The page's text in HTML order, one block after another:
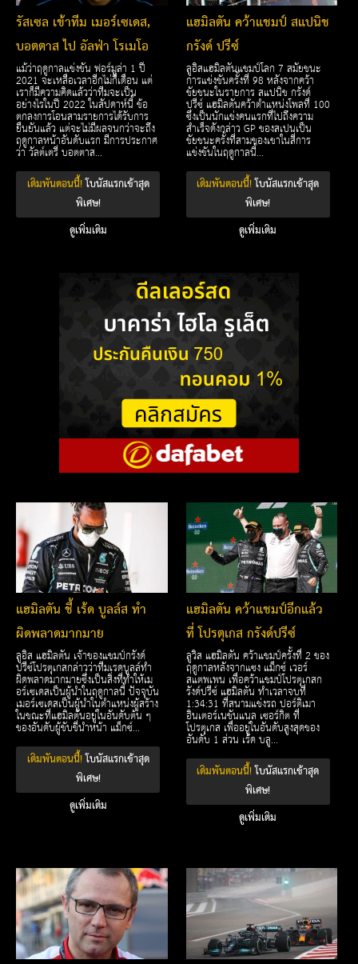
รัสเซล เข้าทีม เมอร์เซเดส,
บอตตาส ไป อัลฟ่า โรเมโอ
แม้ว่าฤดูกาลแข่งขัน ฟอร์มูล่า 1 ปี
2021 จะเหลือเวลาอีกไม่กี่เดือน แต่
เราก็มีความคิดแล้วว่าทีมจะเป็น
อย่างไรในปี 2022 ในสัปดาห์นี้ ข้อ
ตกลงการโอนสามรายการได้รับการ
ยืนยันแล้ว แต่จะไม่มีผลจนกว่าจะถึง
ฤดูกาลหน้าอันดับแรก มีการประกาศ
ว่า วัลต์เตรี่ บอตตาส...
เดิมพันตอนนี้!โบนัสแรกเข้าสุด
พิเศษ!
ดูเพิ่มเติม
แฮมิลตัน คว้าแชมป์ สแปนิช
กรังด์ ปรีซ์
ลูอิสแฮมิลตันแชมป์โลก 7 สมัยชนะ
การแข่งขันครั้งที่ 98 หลังจากคว้า
ชัยชนะในรายการ สแปนิช กรังด์
ปรีซ์ แฮมิลตันคว้าตำแหน่งโพลที่ 100
ซึ่งเป็นนักแข่งคนแรกที่ไปถึงความ
สำเร็จดังกล่าว GP ของสเปนเป็น
ชัยชนะครั้งที่สามของเขาในสี่การ
แข่งขันในฤดูกาลนี้...
เดิมพันตอนนี้!โบนัสแรกเข้าสุด
พิเศษ!
ดูเพิ่มเติม
แฮมิลตัน ชี้ เร้ด บูลล์ส ทำ
ผิดพลาดมากมาย
ลูอิส แฮมิลตัน เจ้าของแชมป์กรังด์
ปรีซ์โปรตุเกสกล่าวว่าทีมเรดบูลล์ทำ
ผิดพลาดมากมายซึ่งเป็นสิ่งที่ทำให้เม
อร์เซเดสเป็นผู้นำในฤดูกาลนี้ ปัจจุบัน
เมอร์เซเดสเป็นผู้นำในตำแหน่งผู้สร้าง
ในขณะที่แฮมิลตันอยู่ในอันดับต้น ๆ
ของอันดับผู้ขับขี่นำหน้า แม็กซ์...
เดิมพันตอนนี้!โบนัสแรกเข้าสุด
พิเศษ!
ดูเพิ่มเติม
แฮมิลตัน คว้าแชมป์อีกแล้ว
ที่ โปรตุเกส กรังด์ปรีซ์
ลูวิส แฮมิลตัน คว้าแชมป์ครั้งที่ 2 ของ
ฤดูกาลหลังจากแซง แม็กซ์ เวอร์
สแตพเพน เพื่อคว้าแชมป์โปรตุเกสก
รังด์ปรีซ์ แฮมิลตัน ทำเวลาจบที่
1:34:31 ที่สนามแข่งรถ ปอร์ติเมา
อินเตอร์เนชันแนล เซอร์กิต ที่
โปรตุเกส เพื่ออยู่ในอันดับสูงสุดของ
อันดับ 1 ส่วน เร้ด บลู...
เดิมพันตอนนี้!โบนัสแรกเข้าสุด
พิเศษ!
ดูเพิ่มเติม